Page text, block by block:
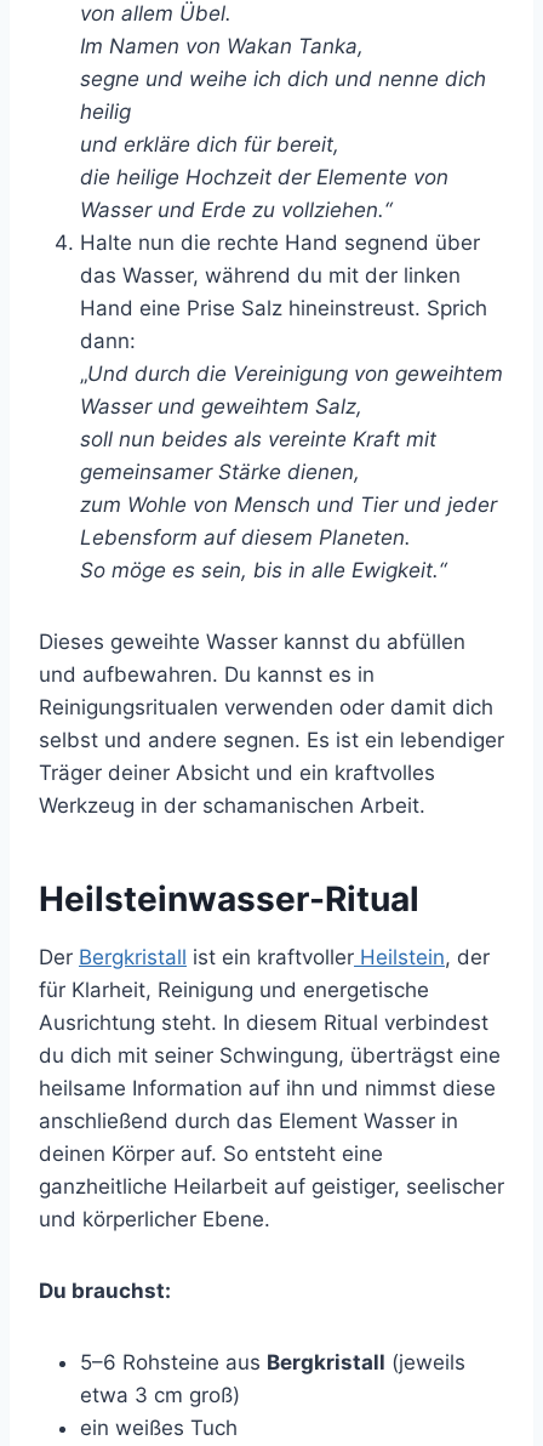
von allem Übel.
Im Namen von Wakan Tanka,
segne und weihe ich dich und nenne dich
heilig
und erkläre dich für bereit,
die heilige Hochzeit der Elemente von
Wasser und Erde zu vollziehen.“
Halte nun die rechte Hand segnend über
das Wasser, während du mit der linken
Hand eine Prise Salz hineinstreust. Sprich
dann:
„Und durch die Vereinigung von geweihtem
Wasser und geweihtem Salz,
soll nun beides als vereinte Kraft mit
gemeinsamer Stärke dienen,
zum Wohle von Mensch und Tier und jeder
Lebensform auf diesem Planeten.
So möge es sein, bis in alle Ewigkeit.“
Dieses geweihte Wasser kannst du abfüllen
und aufbewahren. Du kannst es in
Reinigungsritualen verwenden oder damit dich
selbst und andere segnen. Es ist ein lebendiger
Träger deiner Absicht und ein kraftvolles
Werkzeug in der schamanischen Arbeit.
Heilsteinwasser-Ritual
Der Bergkristall ist ein kraftvoller Heilstein, der
für Klarheit, Reinigung und energetische
Ausrichtung steht. In diesem Ritual verbindest
du dich mit seiner Schwingung, überträgst eine
heilsame Information auf ihn und nimmst diese
anschließend durch das Element Wasser in
deinen Körper auf. So entsteht eine
ganzheitliche Heilarbeit auf geistiger, seelischer
und körperlicher Ebene.
Du brauchst:
5–6 Rohsteine aus Bergkristall (jeweils
etwa 3 cm groß)
ein weißes Tuch